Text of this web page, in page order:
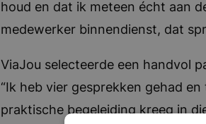
houd en dat ik meteen écht aan
medewerker binnendienst, dat
ViaJou selecteerde een handvol
“Ik heb vier gesprekken gehad
praktische begeleiding kreeg in